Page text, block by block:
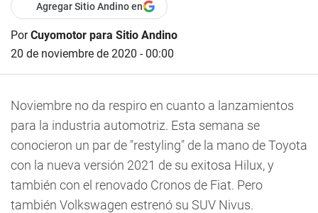
Agregar Sitio Andino en
PorCuyomotor para Sitio Andino
20 de noviembre de 2020 - 00:00
Noviembre no da respiro en cuanto a lanzamientos
para la industria automotriz. Esta semana se
conocieron un par de "restyling" de la mano de Toyota
con la nueva versión 2021 de su exitosa Hilux, y
también con el renovado Cronos de Fiat. Pero
también Volkswagen estrenó su SUV Nivus.